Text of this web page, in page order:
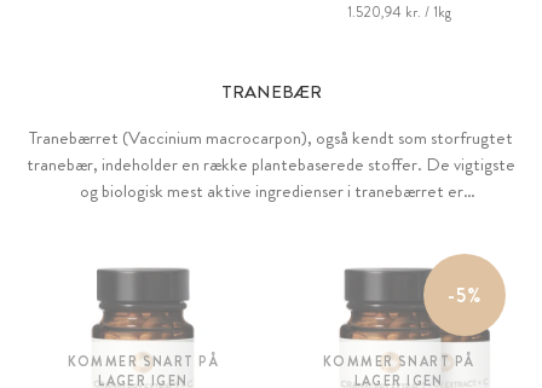
1.520,94 kr. / 1kg
TRANEBÆR
Tranebærret (Vaccinium macrocarpon), også kendt som storfrugtet
tranebær, indeholder en række plantebaserede stoffer. De vigtigste
og biologisk mest aktive ingredienser i tranebærret er
KOMMER SNART PÅ
LAGER IGEN
-5%
KOMMER SNART PÅ
LAGER IGEN